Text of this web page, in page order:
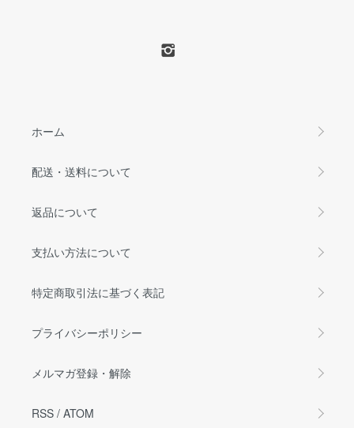
ホーム
配送・送料について
返品について
支払い方法について
特定商取引法に基づく表記
プライバシーポリシー
メルマガ登録・解除
RSS / ATOM